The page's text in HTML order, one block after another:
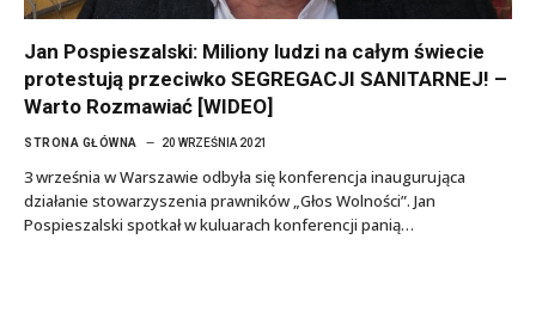
Jan Pospieszalski: Miliony ludzi na całym świecie
protestują przeciwko SEGREGACJI SANITARNEJ! –
Warto Rozmawiać [WIDEO]
STRONA GŁÓWNA 20 WRZEŚNIA 2021
3 września w Warszawie odbyła się konferencja inaugurująca
działanie stowarzyszenia prawników „Głos Wolności”. Jan
Pospieszalski spotkał w kuluarach konferencji panią…